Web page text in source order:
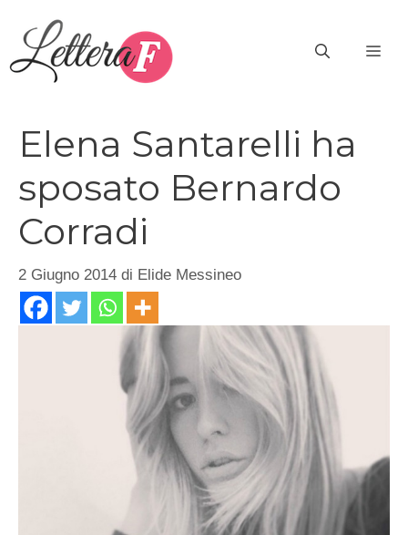
contenuto
Elena Santarelli ha
sposato Bernardo
Corradi
2 Giugno 2014 di Elide Messineo